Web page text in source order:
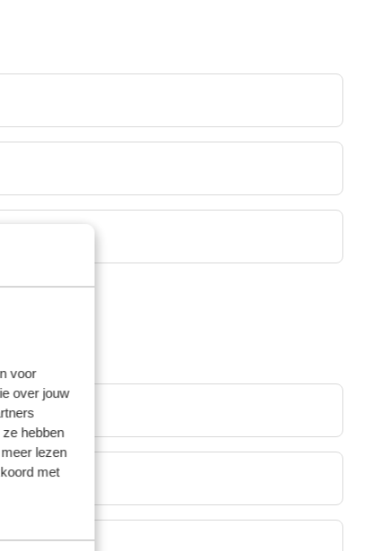
voor
over jouw
hebben
lezen
met